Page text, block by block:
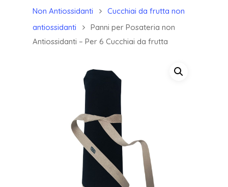
Non Antiossidanti
Cucchiai da frutta non
antiossidanti
Panni per Posateria non
Antiossidanti – Per 6 Cucchiai da frutta